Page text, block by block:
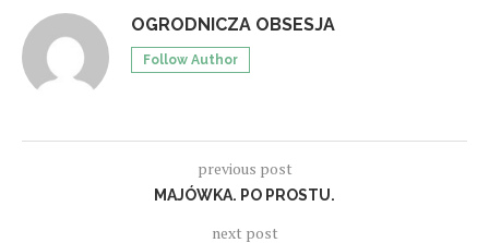
OGRODNICZA OBSESJA
Follow Author
previous post
MAJÓWKA. PO PROSTU.
next post